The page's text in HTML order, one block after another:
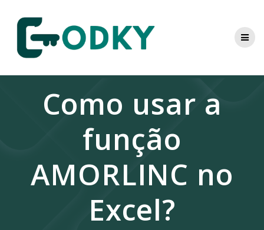
content
Como usar a
função
AMORLINC no
Excel?